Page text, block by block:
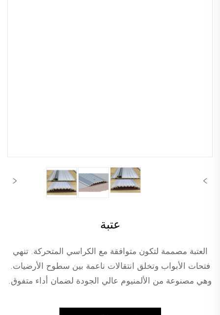
عتبة
العتبة مصممة لتكون متوافقة مع الكراسي المتحركة. تنهي
فتحات الأبواب وتخلق انتقالات ناعمة بين سطوح الأرضيات.
وهي مصنوعة من الألمنيوم عالي الجودة لضمان أداء متفوق.